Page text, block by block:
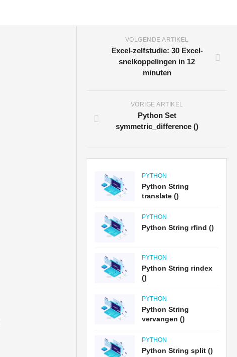
VOLGENDE ARTIKEL
Excel-zelfstudie: 30 Excel-
snelkoppelingen in 12
minuten
VORIGE ARTIKEL
Python Set
symmetric_difference ()
PYTHON
Python String
translate ()
PYTHON
Python String rfind ()
PYTHON
Python String rindex
()
PYTHON
Python String
vervangen ()
PYTHON
Python String split ()